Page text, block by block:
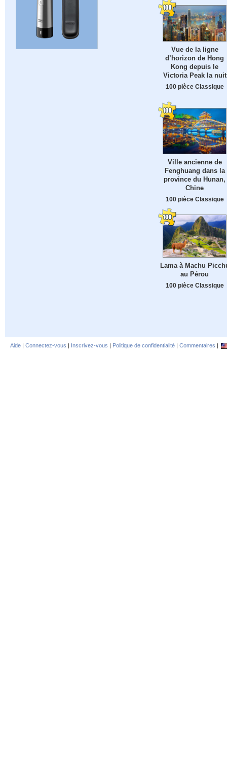
Vue de la ligne
d’horizon de Hong
Kong depuis le
Victoria Peak la nuit
100 pièce Classique
Ville ancienne de
Fenghuang dans la
province du Hunan,
Chine
100 pièce Classique
Lama à Machu
au Pérou
100 pièce Classique
Aide | Connectez-vous | Inscrivez-vous | Politique de confidentialité | Commentaires |